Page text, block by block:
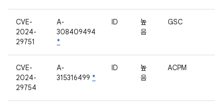
CVE-
2024-
29751
A-
308409494
*
ID
높
음
GSC
CVE-
2024-
29754
A-
315316499 *
ID
높
음
ACPM